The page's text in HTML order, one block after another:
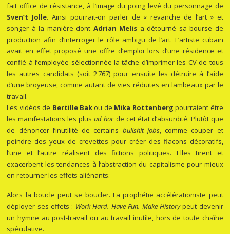
fait office de résistance, à l’image du poing levé du personnage de
Sven’t Jolle. Ainsi pourrait-on parler de « revanche de l’art » et
songer à la manière dont Adrian Melis a détourné sa bourse de
production afin d’interroger le rôle ambigu de l’art. L’artiste cubain
avait en effet proposé une offre d’emploi lors d’une résidence et
confié à l’employée sélectionnée la tâche d’imprimer les CV de tous
les autres candidats (soit 2 767) pour ensuite les détruire à l’aide
d’une broyeuse, comme autant de vies réduites en lambeaux par le
travail.
Les vidéos de Bertille Bak ou de Mika Rottenberg pourraient être
les manifestations les plusad hoc de cet état d’absurdité. Plutôt que
de dénoncer l’inutilité de certains bullshit jobs, comme couper et
peindre des yeux de crevettes pour créer des flacons décoratifs,
l’une et l’autre réalisent des fictions politiques. Elles tirent et
exacerbent les tendances à l’abstraction du capitalisme pour mieux
en retourner les effets aliénants.
Alors la boucle peut se boucler. La prophétie accélérationiste peut
déployer ses effets : Work Hard. Have Fun. Make Historypeut devenir
un hymne au post-travail ou au travail inutile, hors de toute chaîne
spéculative.